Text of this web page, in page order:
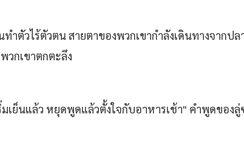
ำตัวไร้ตัวตน สายตาของพวกเขากำลังเดินทางจาก
วกเขาตกตะลึง
เย็นแล้ว หยุดพูดแล้วตั้งใจกับอาหารเช้า" คำพูดของ